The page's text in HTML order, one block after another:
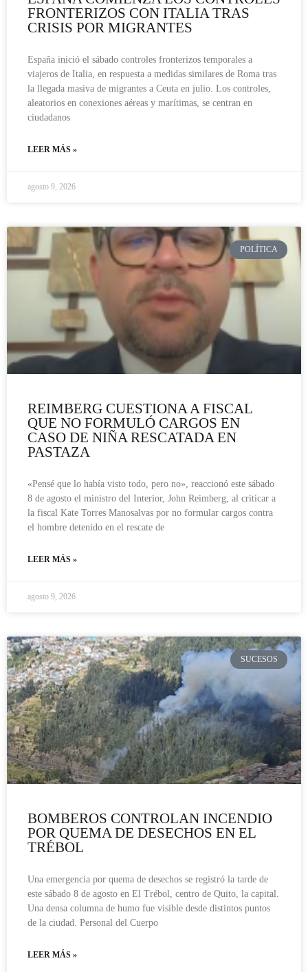
FRONTERIZOS CON ITALIA TRAS
CRISIS POR MIGRANTES
España inició el sábado controles fronterizos temporales a
viajeros de Italia, en respuesta a medidas similares de Roma tras
la llegada masiva de migrantes a Ceuta en julio. Los controles,
aleatorios en conexiones aéreas y marítimas, se centran en
ciudadanos
LEER MÁS »
agosto 9, 2026
POLÍTICA
REIMBERG CUESTIONA A FISCAL
QUE NO FORMULÓ CARGOS EN
CASO DE NIÑA RESCATADA EN
PASTAZA
«Pensé que lo había visto todo, pero no», reaccionó este sábado
8 de agosto el ministro del Interior, John Reimberg, al criticar a
la fiscal Kate Torres Manosalvas por no formular cargos contra
el hombre detenido en el rescate de
LEER MÁS »
agosto 9, 2026
SUCESOS
BOMBEROS CONTROLAN INCENDIO
POR QUEMA DE DESECHOS EN EL
TRÉBOL
Una emergencia por quema de desechos se registró la tarde de
este sábado 8 de agosto en El Trébol, centro de Quito, la capital.
Una densa columna de humo fue visible desde distintos puntos
de la ciudad. Personal del Cuerpo
LEER MÁS »